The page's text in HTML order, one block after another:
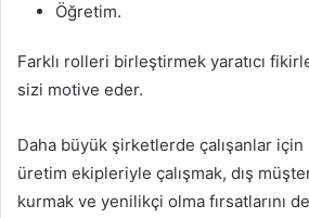
Öğretim.
Farklı rolleri birleştirmek yaratıcı
sizi motive eder.
Daha büyük şirketlerde çalışanlar
üretim ekipleriyle çalışmak, dış
kurmak ve yenilikçi olma fırsatlarını